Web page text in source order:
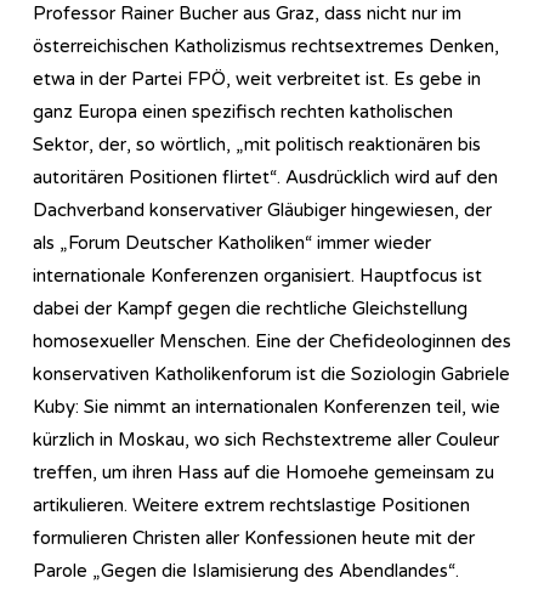
Professor Rainer Bucher aus Graz, dass nicht nur im
österreichischen Katholizismus rechtsextremes Denken,
etwa in der Partei FPÖ, weit verbreitet ist. Es gebe in
ganz Europa einen spezifisch rechten katholischen
Sektor, der, so wörtlich, „mit politisch reaktionären bis
autoritären Positionen flirtet“. Ausdrücklich wird auf den
Dachverband konservativer Gläubiger hingewiesen, der
als „Forum Deutscher Katholiken“ immer wieder
internationale Konferenzen organisiert. Hauptfocus ist
dabei der Kampf gegen die rechtliche Gleichstellung
homosexueller Menschen. Eine der Chefideologinnen des
konservativen Katholikenforum ist die Soziologin Gabriele
Kuby: Sie nimmt an internationalen Konferenzen teil, wie
kürzlich in Moskau, wo sich Rechstextreme aller Couleur
treffen, um ihren Hass auf die Homoehe gemeinsam zu
artikulieren. Weitere extrem rechtslastige Positionen
formulieren Christen aller Konfessionen heute mit der
Parole „Gegen die Islamisierung des Abendlandes“.